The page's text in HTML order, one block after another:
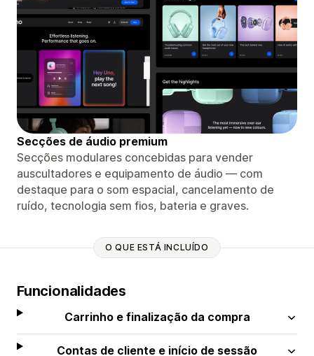
Secções de áudio premium
Secções modulares concebidas para vender
auscultadores e equipamento de áudio — com
destaque para o som espacial, cancelamento de
ruído, tecnologia sem fios, bateria e graves.
O QUE ESTÁ INCLUÍDO
Funcionalidades
Carrinho e finalização da compra
Contas de cliente e início de sessão